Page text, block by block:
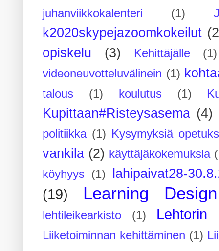
juhanviikkokalenteri
(1)
k2020skypejazoomkokeilut
opiskelu
(3) Kehittäjälle
(1)
videoneuvotteluvälinein (1)
talous (1) koulutus (1)
Kupittaan#Risteysasema (4)
politiikka (1) Kysymyksiä
vankila (2) käyttäjäkokemuksia
köyhyys
(1) lahipaivat28-
(19) Learning Design
lehtileikearkisto (1) Lehtorin
Liiketoiminnan kehittäminen (1)